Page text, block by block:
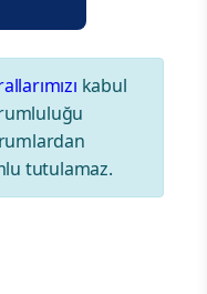
kabul
tutulamaz.